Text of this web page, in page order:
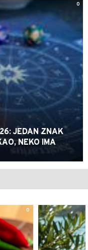
0
JEDAN ZNAK
NEKO IMA
0